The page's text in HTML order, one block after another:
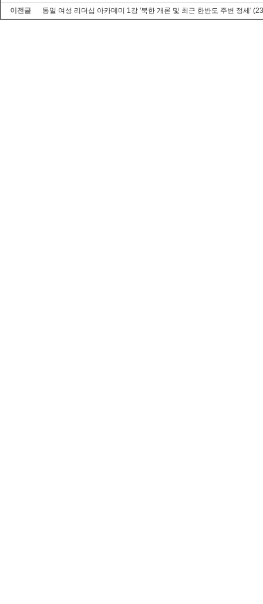
이전글
통일 여성 리더십 아카데미 1강 '북한 개론 및 최근 한반도 주변 정세'